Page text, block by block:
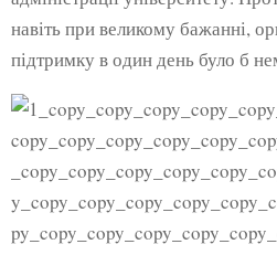
навіть при великому бажанні,
підтримку в один день було б